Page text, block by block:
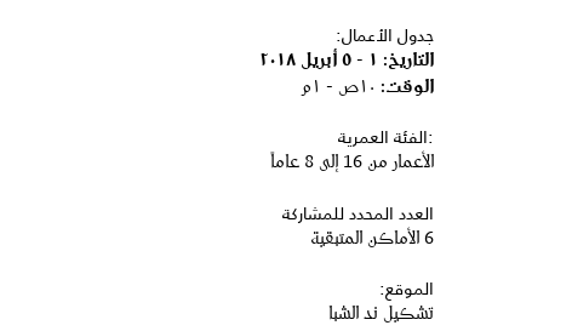
جدول الأعمال:
التاريخ: ١ - ٥ أبريل ٢٠١٨
الوقت: ١٠ص - ١م
:الفئة العمرية
الأعمار من 16 إلى 8 عاماً
العدد المحدد للمشاركة
6 الأماكن المتبقية
الموقع:
تشكيل ند الشبا